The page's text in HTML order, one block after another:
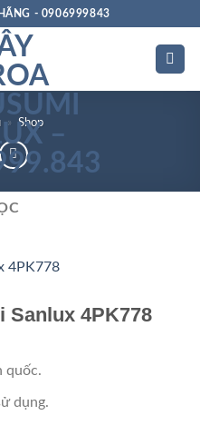
- 0906999843
» Shop
Sanlux 4PK778
quốc.
dụng.